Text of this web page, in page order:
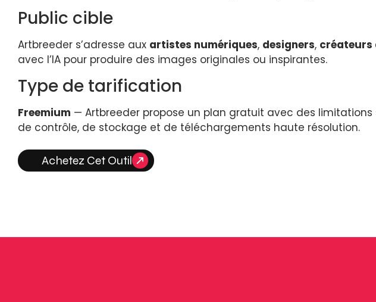
Public cible
Artbreeder s’adresse aux artistes numériques, designers, créateurs
avec l’IA pour produire des images originales ou inspirantes.
Type de tarification
Freemium — Artbreeder propose un plan gratuit avec des
de contrôle, de stockage et de téléchargements haute résolution.
Achetez Cet Outil